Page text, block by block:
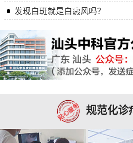
发现白斑就是白癜风吗？
规范化诊